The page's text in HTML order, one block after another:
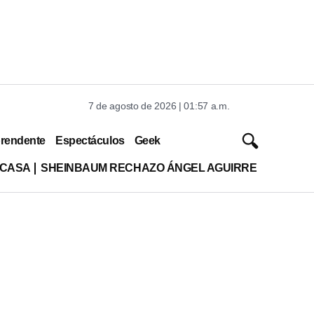
7 de agosto de 2026 | 01:57 a.m.
Espectáculos Geek
SHEINBAUM RECHAZO ÁNGEL AGUIRRE